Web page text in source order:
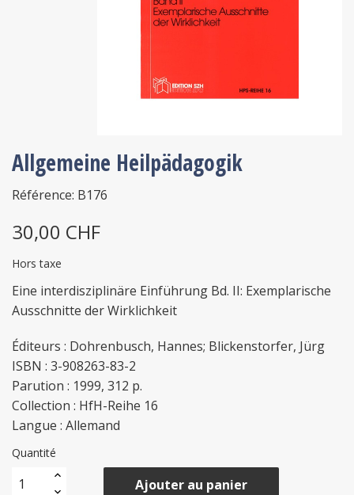
Allgemeine Heilpädagogik
Référence: B176
30,00 CHF
Hors taxe
Eine interdisziplinäre Einführung Bd. II: Exemplarische
Ausschnitte der Wirklichkeit
Éditeurs : Dohrenbusch, Hannes; Blickenstorfer, Jürg
ISBN : 3-908263-83-2
Parution : 1999, 312 p.
Collection : HfH-Reihe 16
Langue : Allemand
Quantité
Ajouter au panier